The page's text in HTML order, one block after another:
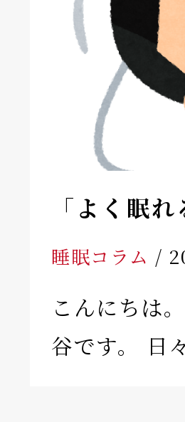
「よく眠
睡眠コラム /
こんにちは
谷です。 日